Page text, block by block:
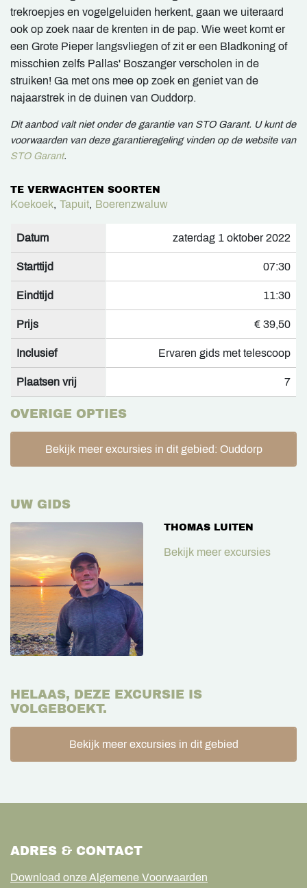
trekroepjes en vogelgeluiden herkent, gaan we uiteraard
ook op zoek naar de krenten in de pap. Wie weet komt er
een Grote Pieper langsvliegen of zit er een Bladkoning of
misschien zelfs Pallas' Boszanger verscholen in de
struiken! Ga met ons mee op zoek en geniet van de
najaarstrek in de duinen van Ouddorp.
Dit aanbod valt niet onder de garantie van STO Garant. U kunt de
voorwaarden van deze garantieregeling vinden op de website van
STO Garant.
TE VERWACHTEN SOORTEN
Koekoek, Tapuit, Boerenzwaluw
Datum zaterdag 1 oktober 2022
Starttijd 07:30
Eindtijd 11:30
Prijs € 39,50
Inclusief Ervaren gids met telescoop
Plaatsen vrij 7
OVERIGE OPTIES
Bekijk meer excursies in dit gebied: Ouddorp
UW GIDS
THOMAS LUITEN
Bekijk meer excursies
HELAAS, DEZE EXCURSIE IS
VOLGEBOEKT.
Bekijk meer excursies in dit gebied
ADRES & CONTACT
Download onze Algemene Voorwaarden